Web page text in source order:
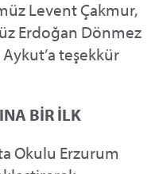
Levent Çakmur,
Erdoğan Dönmez
teşekkür
BİR İLK
Okulu Erzurum